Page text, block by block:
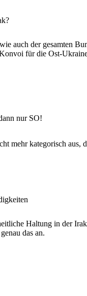
auch der gesamten
für die Ost-
nur SO!
mehr kategorisch
Haltung in der
das an.